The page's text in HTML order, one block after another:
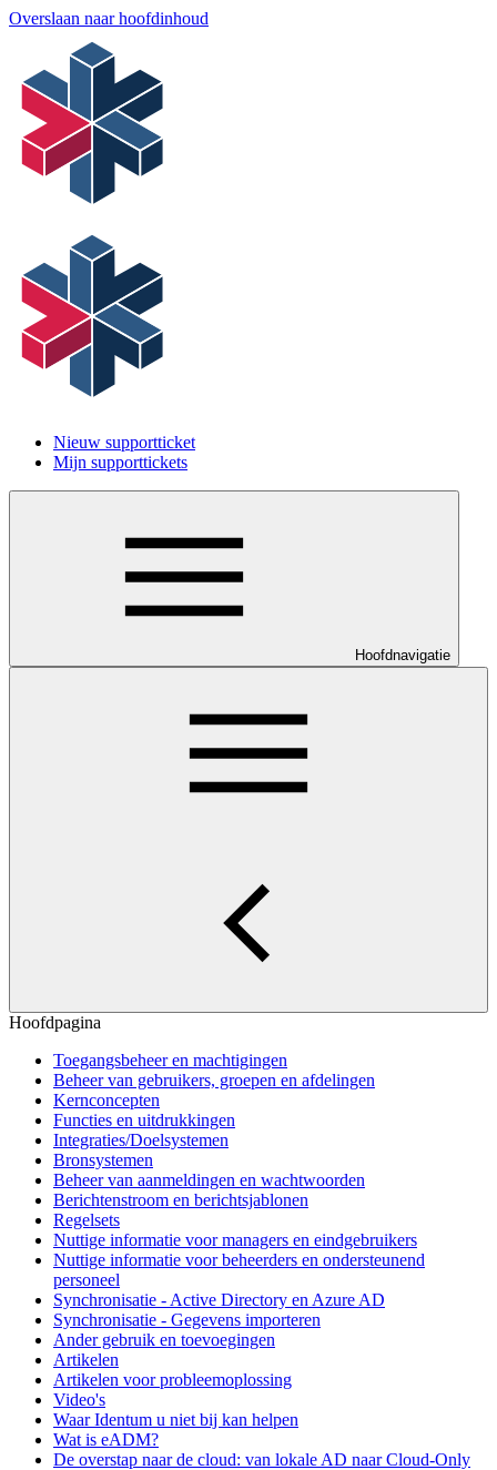
Overslaan naar hoofdinhoud
Nieuw supportticket
Mijn supporttickets
Hoofdnavigatie
Hoofdpagina
Toegangsbeheer en machtigingen
Beheer van gebruikers, groepen en afdelingen
Kernconcepten
Functies en uitdrukkingen
Integraties/Doelsystemen
Bronsystemen
Beheer van aanmeldingen en wachtwoorden
Berichtenstroom en berichtsjablonen
Regelsets
Nuttige informatie voor managers en eindgebruikers
Nuttige informatie voor beheerders en ondersteunend
personeel
Synchronisatie - Active Directory en Azure AD
Synchronisatie - Gegevens importeren
Ander gebruik en toevoegingen
Artikelen
Artikelen voor probleemoplossing
Video's
Waar Identum u niet bij kan helpen
Wat is eADM?
De overstap naar de cloud: van lokale AD naar Cloud-Only